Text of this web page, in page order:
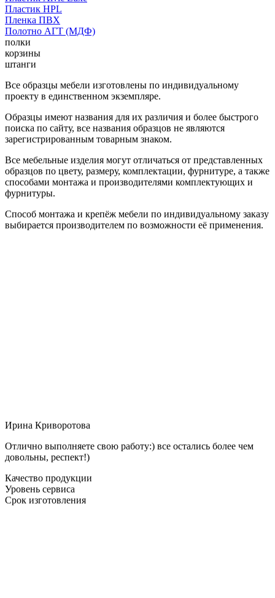
Пластик HPL
Пленка ПВХ
Полотно АГТ (МДФ)
полки
корзины
штанги
Все образцы мебели изготовлены по индивидуальному
проекту в единственном экземпляре.
Образцы имеют названия для их различия и более быстрого
поиска по сайту, все названия образцов не являются
зарегистрированным товарным знаком.
Все мебельные изделия могут отличаться от представленных
образцов по цвету, размеру, комплектации, фурнитуре, а также
способами монтажа и производителями комплектующих и
фурнитуры.
Способ монтажа и крепёж мебели по индивидуальному заказу
выбирается производителем по возможности её применения.
Ирина Криворотова
Отлично выполняете свою работу:) все остались более чем
довольны, респект!)
Качество продукции
Уровень сервиса
Срок изготовления